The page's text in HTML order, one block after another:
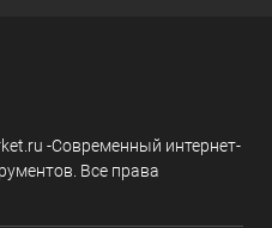
-Современный интернет-
Все права